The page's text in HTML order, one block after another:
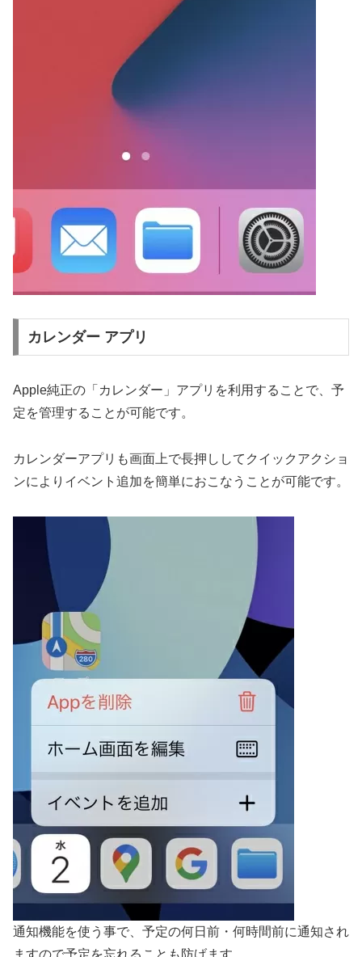
カレンダー アプリ
Apple純正の「カレンダー」アプリを利用することで、予
定を管理することが可能です。
カレンダーアプリも画面上で長押ししてクイックアクショ
ンによりイベント追加を簡単におこなうことが可能です。
通知機能を使う事で、予定の何日前・何時間前に通知され
ますので予定を忘れることも防げます。